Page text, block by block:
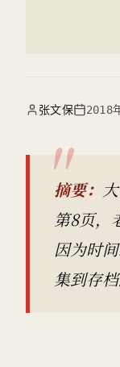
张文保 2018
摘要：
第8页
因为时
集到存